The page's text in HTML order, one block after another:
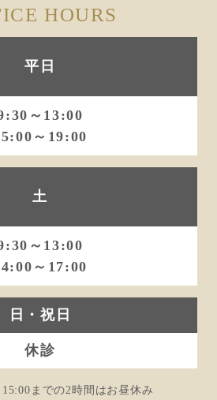
HOURS
平日
～13:00
～19:00
土
～13:00
～17:00
日・祝日
休診
までの2時間はお昼休み